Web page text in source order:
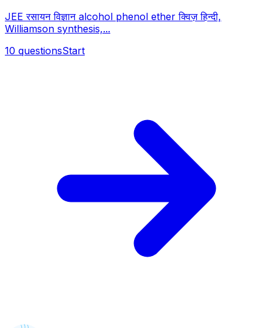
JEE रसायन विज्ञान alcohol phenol ether क्विज़ हिन्दी,
Williamson synthesis,...
10 questionsStart